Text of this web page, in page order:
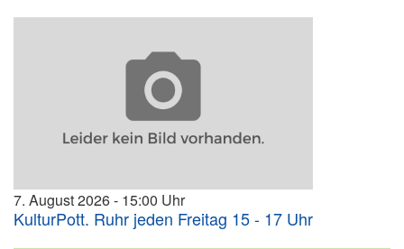
7. August 2026 15:00
KulturPott. Ruhr jeden Freitag 15 - 17 Uhr